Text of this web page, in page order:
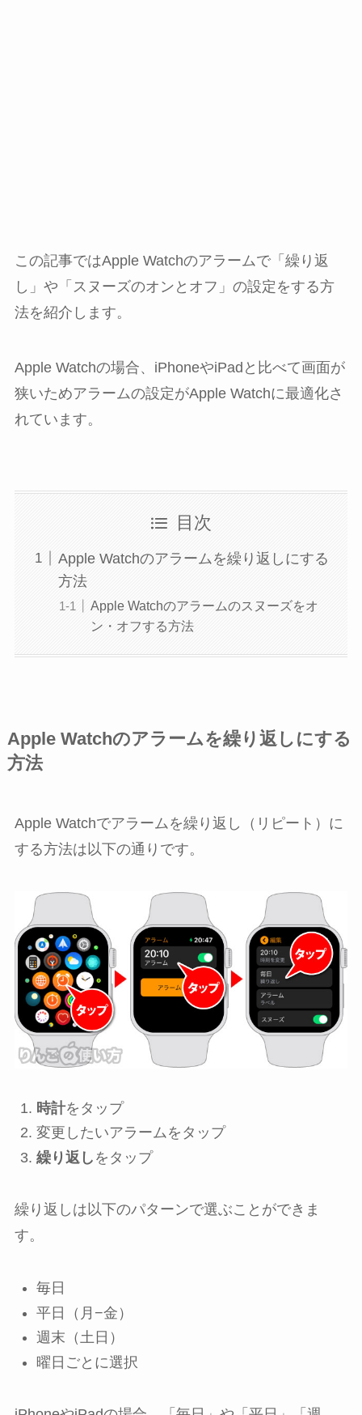
この記事ではApple Watchのアラームで「繰り返
し」や「スヌーズのオンとオフ」の設定をする方
法を紹介します。
Apple Watchの場合、iPhoneやiPadと比べて画面が
狭いためアラームの設定がApple Watchに最適化さ
れています。
目次
Apple Watchのアラームを繰り返しにする
方法
Apple Watchのアラームのスヌーズをオ
ン・オフする方法
Apple Watchのアラームを繰り返しにする
方法
Apple Watchでアラームを繰り返し（リピート）に
する方法は以下の通りです。
時計をタップ
変更したいアラームをタップ
繰り返し をタップ
繰り返しは以下のパターンで選ぶことができま
す。
毎日
平日（月−金）
週末（土日）
曜日ごとに選択